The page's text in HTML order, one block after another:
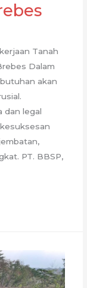
Tanah
Dalam
akan
dan legal
PT. BBSP,